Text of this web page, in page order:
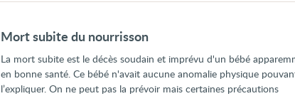
Mort subite du nourrisson
La mort subite est le décès soudain et imprévu d'un bébé
en bonne santé. Ce bébé n'avait aucune anomalie physique
l’expliquer. On ne peut pas la prévoir mais certaines précautions